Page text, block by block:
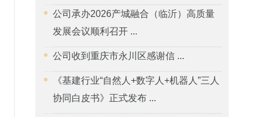
公司承办2026产城融合（临沂）高质量
发展会议顺利召开 ...
公司收到重庆市永川区感谢信 ...
《基建行业“自然人+数字人+机器人”三人
协同白皮书》正式发布 ...